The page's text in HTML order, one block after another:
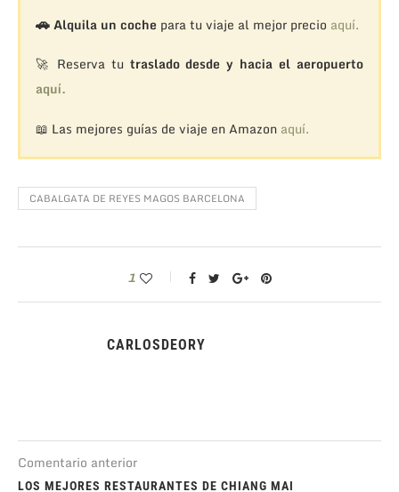
🚗Alquila un coche para tu viaje al mejor precio aquí.
🚀 Reserva tu traslado desde y hacia el aeropuerto
aquí.
📖 Las mejores guías de viaje en Amazon aquí.
CABALGATA DE REYES MAGOS BARCELONA
1
CARLOSDEORY
Comentario anterior
LOS MEJORES RESTAURANTES DE CHIANG MAI